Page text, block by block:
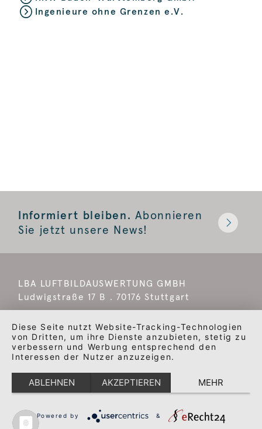
Ingenieure ohne Grenzen e.V.
Informiert bleiben. Abonnieren
Sie jetzt unsere News!
LBA LUFTBILDAUSWERTUNG GMBH
Ludwigstraße 17 B . 70176 Stuttgart
TELEFON +49 711 286929-0
E-MAIL info@lba-luftbildauswertung.de
Diese Seite nutzt Website-Tracking-Technologien
von Dritten, um ihre Dienste anzubieten, stetig zu
verbessern und Werbung entsprechend den
Interessen der Nutzer anzuzeigen.
ABLEHNEN AKZEPTIEREN MEHR
Powered by &